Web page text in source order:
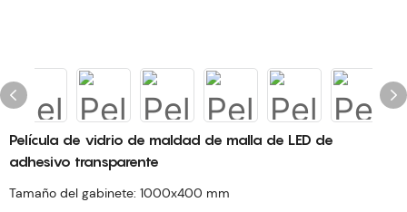
Película de vidrio de maldad de malla de LED de
adhesivo transparente
Tamaño del gabinete: 1000x400 mm